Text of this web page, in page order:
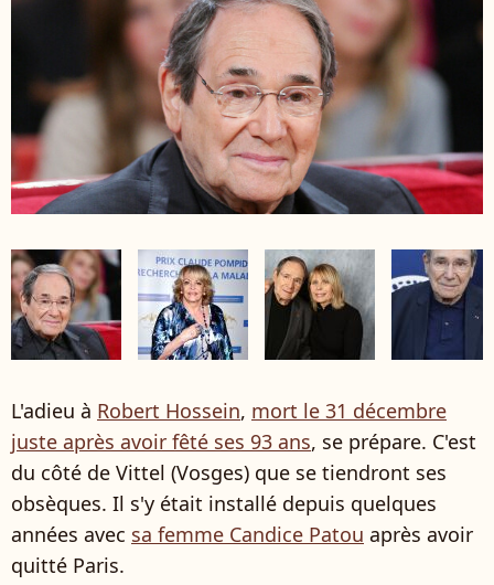
L'adieu à Robert Hossein, mort le 31 décembre
juste après avoir fêté ses 93 ans, se prépare. C'est
du côté de Vittel (Vosges) que se tiendront ses
obsèques. Il s'y était installé depuis quelques
années avec sa femme Candice Patou après avoir
quitté Paris.